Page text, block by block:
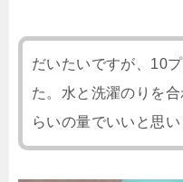
だいたいですが、10
た。水と洗濯のりを
らいの量でいいと思い